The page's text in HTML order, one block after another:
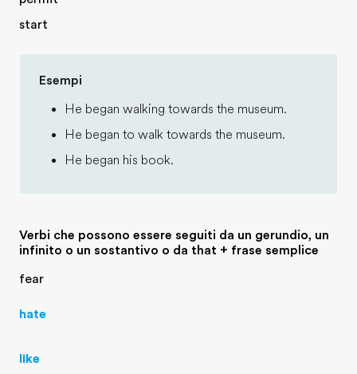
start
Esempi
He began walking towards the museum.
He began to walk towards the museum.
He began his book.
Verbi che possono essere seguiti da un gerundio, un
infinito o un sostantivo o da that + frase semplice
fear
hate
like